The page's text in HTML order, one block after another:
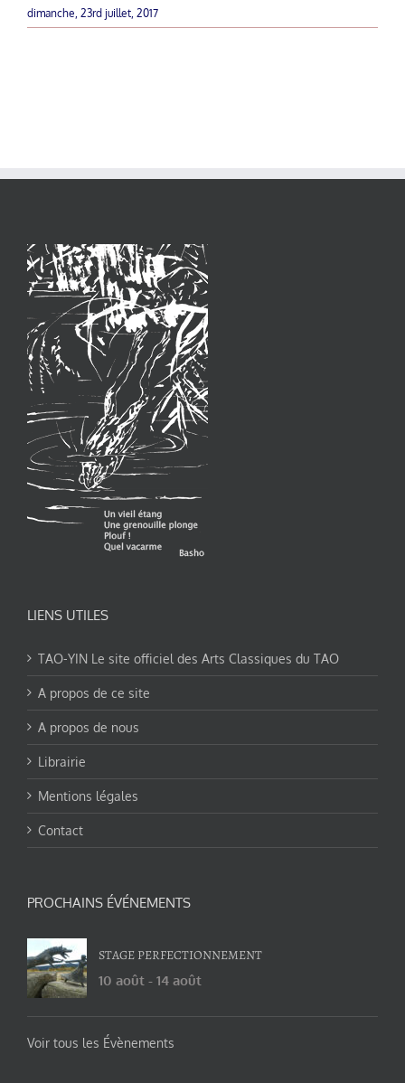
dimanche, 23rd juillet, 2017
LIENS UTILES
TAO-YIN Le site officiel des Arts Classiques du TAO
A propos de ce site
A propos de nous
Librairie
Mentions légales
Contact
PROCHAINS ÉVÉNEMENTS
STAGE PERFECTIONNEMENT
10 août - 14 août
Voir tous les Évènements